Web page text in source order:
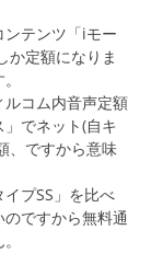
ンテンツ「iモー
か定額になりま
コム内音声定額
でネット(自キ
、ですから意味
プSS」を比べ
ですから無料通